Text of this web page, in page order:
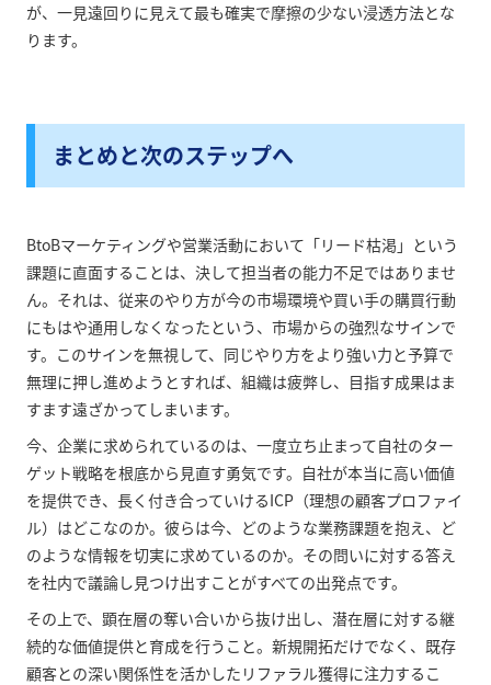
が、一見遠回りに見えて最も確実で摩擦の少ない浸透方法とな
ります。
まとめと次のステップへ
BtoBマーケティングや営業活動において「リード枯渇」という
課題に直面することは、決して担当者の能力不足ではありませ
ん。それは、従来のやり方が今の市場環境や買い手の購買行動
にもはや通用しなくなったという、市場からの強烈なサインで
す。このサインを無視して、同じやり方をより強い力と予算で
無理に押し進めようとすれば、組織は疲弊し、目指す成果はま
すます遠ざかってしまいます。
今、企業に求められているのは、一度立ち止まって自社のター
ゲット戦略を根底から見直す勇気です。自社が本当に高い価値
を提供でき、長く付き合っていけるICP（理想の顧客プロファイ
ル）はどこなのか。彼らは今、どのような業務課題を抱え、ど
のような情報を切実に求めているのか。その問いに対する答え
を社内で議論し見つけ出すことがすべての出発点です。
その上で、顕在層の奪い合いから抜け出し、潜在層に対する継
続的な価値提供と育成を行うこと。新規開拓だけでなく、既存
顧客との深い関係性を活かしたリファラル獲得に注力するこ